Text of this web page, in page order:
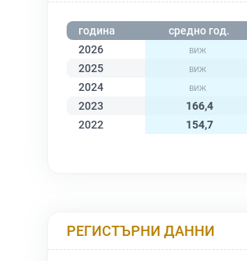
година средно год.
2026
2025
2024
2023
166,4
2022
154,7
РЕГИСТЪРНИ ДАННИ